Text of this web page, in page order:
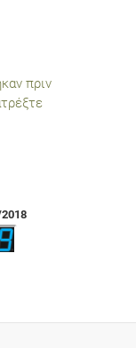
πριν